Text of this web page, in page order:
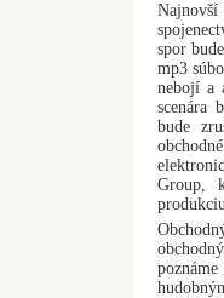
spor
mp3
nebojí a
scenára
bude
Group,